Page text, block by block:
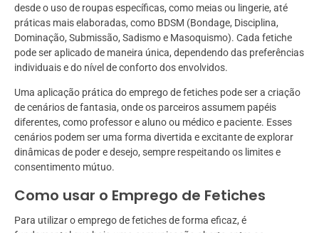
desde o uso de roupas específicas, como meias ou lingerie, até
práticas mais elaboradas, como BDSM (Bondage, Disciplina,
Dominação, Submissão, Sadismo e Masoquismo). Cada fetiche
pode ser aplicado de maneira única, dependendo das preferências
individuais e do nível de conforto dos envolvidos.
Uma aplicação prática do emprego de fetiches pode ser a criação
de cenários de fantasia, onde os parceiros assumem papéis
diferentes, como professor e aluno ou médico e paciente. Esses
cenários podem ser uma forma divertida e excitante de explorar
dinâmicas de poder e desejo, sempre respeitando os limites e
consentimento mútuo.
Como usar o Emprego de Fetiches
Para utilizar o emprego de fetiches de forma eficaz, é